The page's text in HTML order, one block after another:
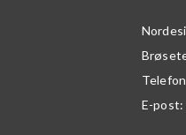
E-post: